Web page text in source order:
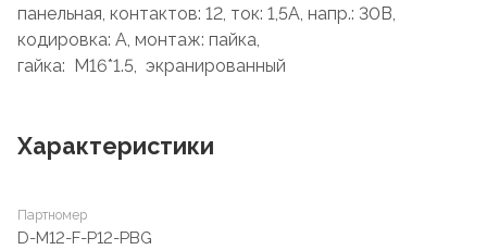
панельная, контактов: 12, ток: 1,5А, напр.: 30В,
кодировка: A, монтаж: пайка,
гайка: М16*1.5, экранированный
Характеристики
Партномер
D-M12-F-P12-PBG